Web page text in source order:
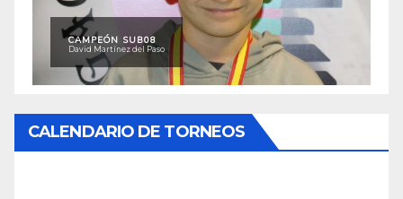
CAMPEÓN SUB08
David Martínez del Paso
CALENDARIO DE TORNEOS